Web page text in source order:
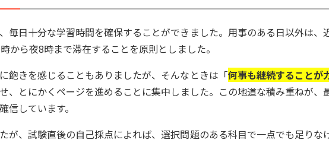
毎日十分な学習時間を確保することができました。用事のある日以外は、
から夜8時まで滞在することを原則としました。
飽きを感じることもありましたが、そんなときは「何事も継続することが
、とにかくページを進めることに集中しました。この地道な積み重ねが、
信しています。
が、試験直後の自己採点によれば、選択問題のある科目で一点でも足りな